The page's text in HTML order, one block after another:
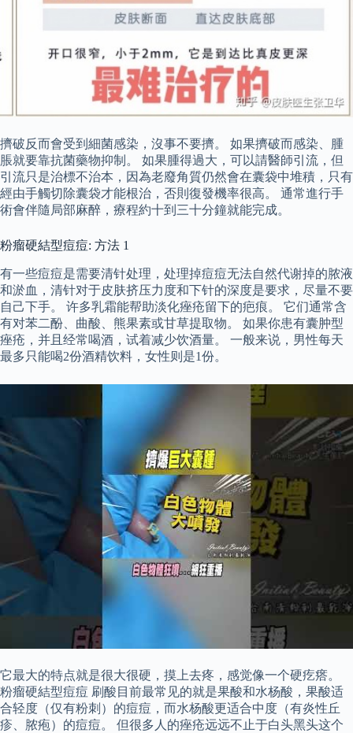
擠破反而會受到細菌感染，沒事不要擠。 如果擠破而感染、腫
脹就要靠抗菌藥物抑制。 如果腫得過大，可以請醫師引流，但
引流只是治標不治本，因為老廢角質仍然會在囊袋中堆積，只有
經由手觸切除囊袋才能根治，否則復發機率很高。 通常進行手
術會伴隨局部麻醉，療程約十到三十分鐘就能完成。
粉瘤硬結型痘痘: 方法 1
有一些痘痘是需要清针处理，处理掉痘痘无法自然代谢掉的脓液
和淤血，清针对于皮肤挤压力度和下针的深度是要求，尽量不要
自己下手。 许多乳霜能帮助淡化痤疮留下的疤痕。 它们通常含
有对苯二酚、曲酸、熊果素或甘草提取物。 如果你患有囊肿型
痤疮，并且经常喝酒，试着减少饮酒量。 一般来说，男性每天
最多只能喝2份酒精饮料，女性则是1份。
它最大的特点就是很大很硬，摸上去疼，感觉像一个硬疙瘩。
粉瘤硬結型痘痘 刷酸目前最常见的就是果酸和水杨酸，果酸适
合轻度（仅有粉刺）的痘痘，而水杨酸更适合中度（有炎性丘
疹、脓疱）的痘痘。 但很多人的痤疮远远不止于白头黑头这个